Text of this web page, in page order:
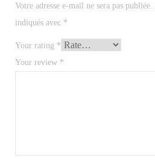
Votre adresse e-mail ne sera pas publiée.
indiqués avec *
Your rating *
Your review *